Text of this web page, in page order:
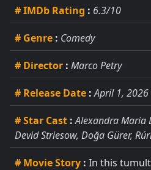
# IMDb Rating : 6.3/10
# Genre : Comedy
# Director : Marco Petry
# Release Date : April 1, 2026
# Star Cast : Alexandra Maria
Devid Striesow, Doğa Gürer,
# Movie Story : In this